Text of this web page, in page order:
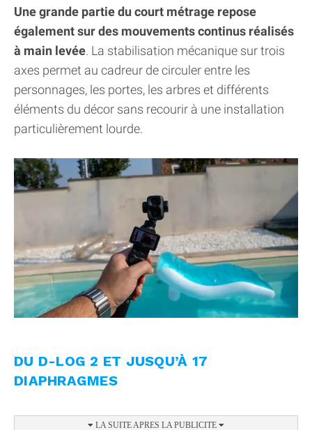
Une grande partie du court métrage repose
également sur des mouvements continus réalisés
à main levée. La stabilisation mécanique sur trois
axes permet au cadreur de circuler entre les
personnages, les portes, les arbres et différents
éléments du décor sans recourir à une installation
particulièrement lourde.
DU D-LOG 2 ET JUSQU’À 17
DIAPHRAGMES